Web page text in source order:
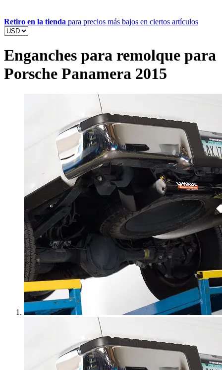
Retiro en la tienda para precios más bajos en ciertos artículos
Enganches para remolque para
Porsche Panamera 2015